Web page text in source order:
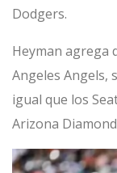
Dodgers.
Heyman agrega
Angeles Angels,
igual que los
Arizona